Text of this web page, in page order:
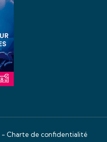
- Charte de confidentialité